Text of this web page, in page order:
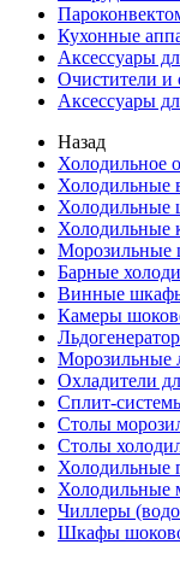
Кухонные
Аксессуары
Очистители и
Аксессуары
Назад
Холодильное
Холодильные
Холодильные
Холодильные
Морозильные
Барные
Винные
Камеры
Морозильные
Охладители
Сплит-
Столы
Столы
Холодильные
Холодильные
Чиллеры
Шкафы